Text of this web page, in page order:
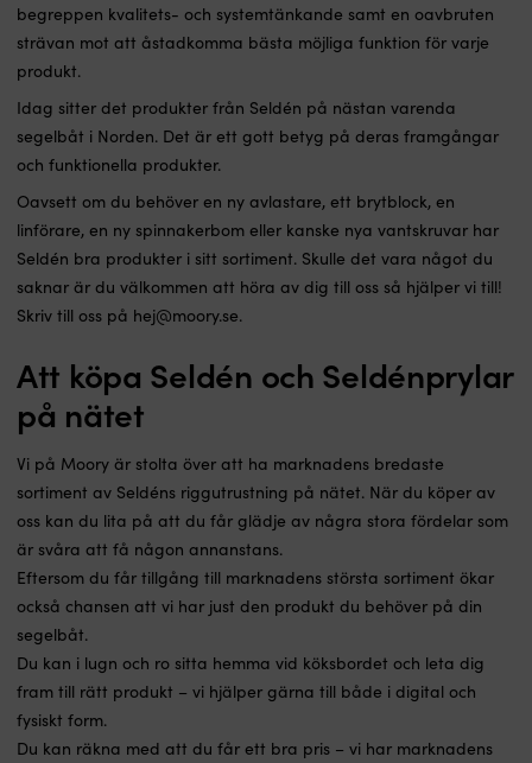
begreppen kvalitets- och systemtänkande samt en oavbruten
strävan mot att åstadkomma bästa möjliga funktion för varje
produkt.
Idag sitter det produkter från Seldén på nästan varenda
segelbåt i Norden. Det är ett gott betyg på deras framgångar
och funktionella produkter.
Oavsett om du behöver en ny avlastare, ett brytblock, en
linförare, en ny spinnakerbom eller kanske nya vantskruvar har
Seldén bra produkter i sitt sortiment. Skulle det vara något du
saknar är du välkommen att höra av dig till oss så hjälper vi till!
Skriv till oss på hej@moory.se.
Att köpa Seldén och Seldénprylar
på nätet
Vi på Moory är stolta över att ha marknadens bredaste
sortiment av Seldéns riggutrustning på nätet. När du köper av
oss kan du lita på att du får glädje av några stora fördelar som
är svåra att få någon annanstans.
Eftersom du får tillgång till marknadens största sortiment ökar
också chansen att vi har just den produkt du behöver på din
segelbåt.
Du kan i lugn och ro sitta hemma vid köksbordet och leta dig
fram till rätt produkt – vi hjälper gärna till både i digital och
fysiskt form.
Du kan räkna med att du får ett bra pris – vi har marknadens